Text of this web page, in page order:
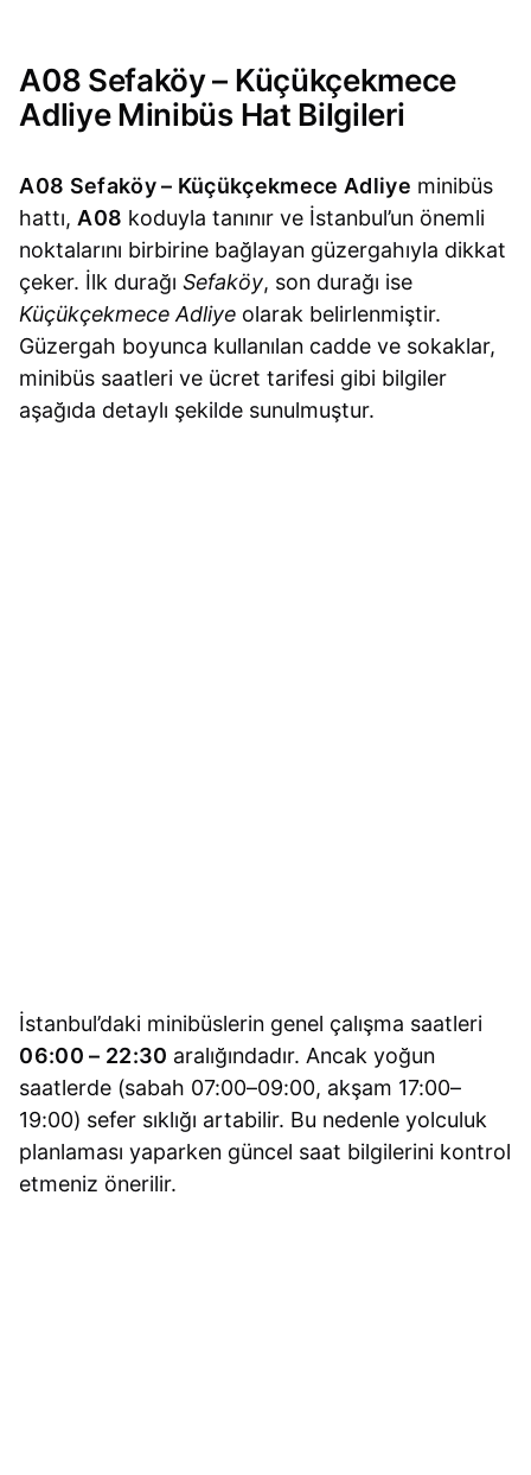
A08 Sefaköy – Küçükçekmece
Adliye Minibüs Hat Bilgileri
A08 Sefaköy – Küçükçekmece Adliye minibüs
hattı, A08 koduyla tanınır ve İstanbul’un önemli
noktalarını birbirine bağlayan güzergahıyla dikkat
çeker. İlk durağıSefaköy, son durağı ise
Küçükçekmece Adliye olarak belirlenmiştir.
Güzergah boyunca kullanılan cadde ve sokaklar,
minibüs saatleri ve ücret tarifesi gibi bilgiler
aşağıda detaylı şekilde sunulmuştur.
İstanbul’daki minibüslerin genel çalışma saatleri
06:00 – 22:30 aralığındadır. Ancak yoğun
saatlerde (sabah 07:00–09:00, akşam 17:00–
19:00) sefer sıklığı artabilir. Bu nedenle yolculuk
planlaması yaparken güncel saat bilgilerini kontrol
etmeniz önerilir.